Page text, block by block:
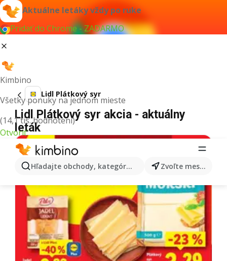
Aktuálne letáky vždy po ruke
Pridať do Chrome - ZADARMO
Kimbino
Všetky ponuky na jednom mieste
(14,1 tis. hodnotení)
Otvoriť
Hľadajte obchody, kategórie, produkty... Zvoľte mesto
Lidl Plátkový syr
Lidl Plátkový syr akcia - aktuálny
leták